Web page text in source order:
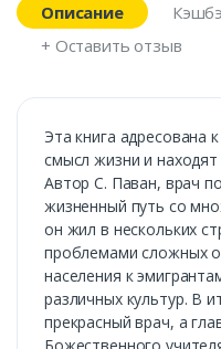
Описание
+ Оставить отзыв
Эта книга адресована
смысл жизни и находят
Автор С. Паван, врач
жизненный путь со
он жил в нескольких
проблемами сложных
населения к
различных культур. В
прекрасный врач, а